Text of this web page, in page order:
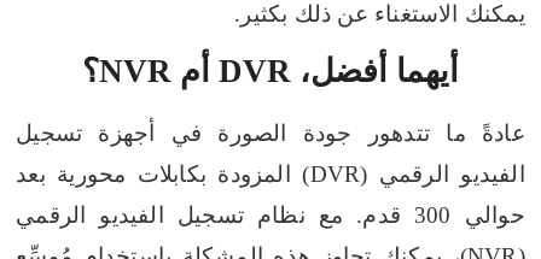
يمكنك الاستغناء عن ذلك بكثير.
أيهما أفضل، DVR أم NVR؟
عادةً ما تتدهور جودة الصورة في أجهزة تسجيل
الفيديو الرقمي (DVR) المزودة بكابلات محورية بعد
حوالي 300 قدم. مع نظام تسجيل الفيديو الرقمي